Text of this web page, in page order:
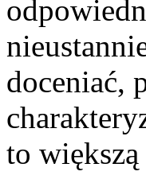
doceniać,
to większą